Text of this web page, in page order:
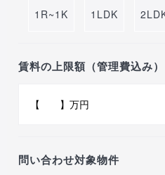
1R~1K 1LDK
賃料の上限額（管理費込み）
問い合わせ対象物件